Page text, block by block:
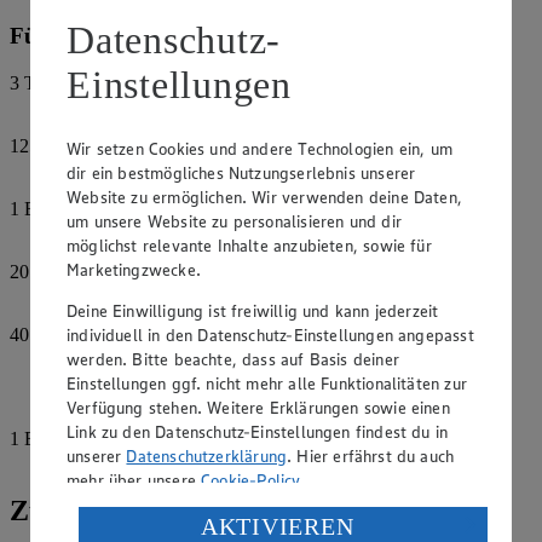
Für die Polenta:
3 TL
Paprika-Gewürzmischung
125
Maisgrieß
1 EL
Koriander
20
40
Käse, gerieben
Salz
1 EL
Olivenöl, kalt gepresst
Zubereitung
Datenschutz-
Einstellungen
Wir setzen Cookies und andere Technologien ein, um
dir ein bestmögliches Nutzungserlebnis unserer
Website zu ermöglichen. Wir verwenden deine Daten,
um unsere Website zu personalisieren und dir
möglichst relevante Inhalte anzubieten, sowie für
Marketingzwecke.
Deine Einwilligung ist freiwillig und kann jederzeit
individuell in den Datenschutz-Einstellungen angepasst
werden. Bitte beachte, dass auf Basis deiner
Einstellungen ggf. nicht mehr alle Funktionalitäten zur
Verfügung stehen. Weitere Erklärungen sowie einen
Link zu den Datenschutz-Einstellungen findest du in
unserer Datenschutzerklärung. Hier erfährst du auch
mehr über unsereCookie-Policy.
Verarbeitung deiner personenbezogenen Daten in den
AKTIVIEREN